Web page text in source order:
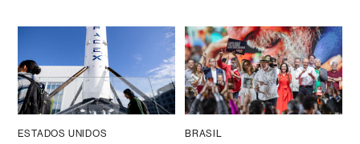
ESTADOS UNIDOS BRASIL